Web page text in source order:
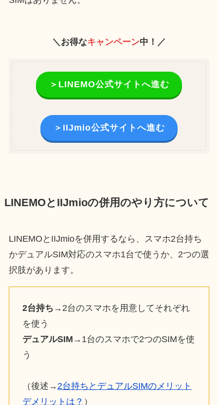
＼お得なキャンペーン中！／
＞LINEMO公式サイトへ進む
＞IIJmio公式サイトへ進む
LINEMOとIIJmioの併用のやり方について
LINEMOとIIJmioを併用するなら、スマホ2台持ち
かデュアルSIM対応のスマホ1台で使うか、2つの選
択肢があります。
2台持ち →2台のスマホを用意してそれぞれ
を使う
デュアルSIM →1台のスマホで2つのSIMを使
う
（後述→2台持ちとデュアルSIMのメリット
デメリットは？ ）